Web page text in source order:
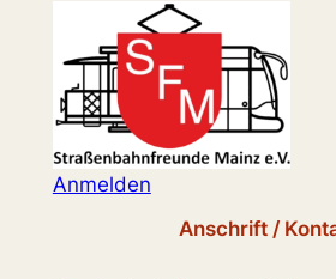
Anmelden
Anschrift /